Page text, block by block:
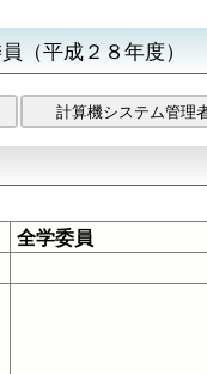
（平成２８年度）
計算機システム管理
全学委員